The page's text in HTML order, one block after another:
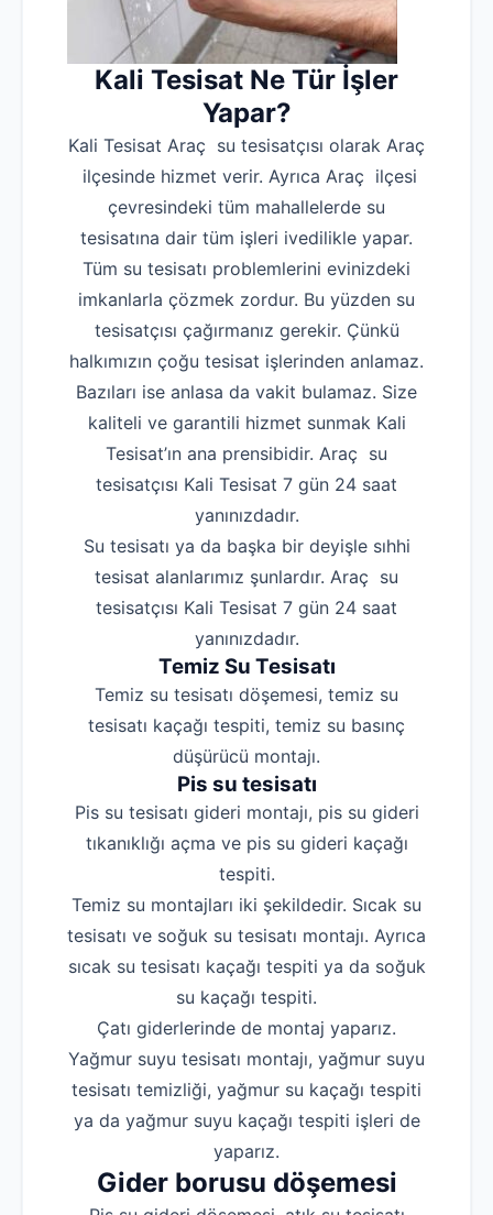
Kali Tesisat Ne Tür İşler
Yapar?
Kali Tesisat Araç su tesisatçısı olarak Araç
ilçesinde hizmet verir. Ayrıca Araç ilçesi
çevresindeki tüm mahallelerde su
tesisatına dair tüm işleri ivedilikle yapar.
Tüm su tesisatı problemlerini evinizdeki
imkanlarla çözmek zordur. Bu yüzden su
tesisatçısı çağırmanız gerekir. Çünkü
halkımızın çoğu tesisat işlerinden anlamaz.
Bazıları ise anlasa da vakit bulamaz. Size
kaliteli ve garantili hizmet sunmak Kali
Tesisat’ın ana prensibidir. Araç su
tesisatçısı Kali Tesisat 7 gün 24 saat
yanınızdadır.
Su tesisatı ya da başka bir deyişle sıhhi
tesisat alanlarımız şunlardır. Araç su
tesisatçısı Kali Tesisat 7 gün 24 saat
yanınızdadır.
Temiz Su Tesisatı
Temiz su tesisatı döşemesi, temiz su
tesisatı kaçağı tespiti, temiz su basınç
düşürücü montajı.
Pis su tesisatı
Pis su tesisatı gideri montajı, pis su gideri
tıkanıklığı açma ve pis su gideri kaçağı
tespiti.
Temiz su montajları iki şekildedir. Sıcak su
tesisatı ve soğuk su tesisatı montajı. Ayrıca
sıcak su tesisatı kaçağı tespiti ya da soğuk
su kaçağı tespiti.
Çatı giderlerinde de montaj yaparız.
Yağmur suyu tesisatı montajı, yağmur suyu
tesisatı temizliği, yağmur su kaçağı tespiti
ya da yağmur suyu kaçağı tespiti işleri de
yaparız.
Gider borusu döşemesi